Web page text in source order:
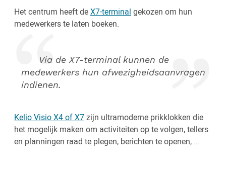
Het centrum heeft deX7-terminal gekozen om hun
medewerkers te laten boeken.
Via de X7-terminal kunnen de
medewerkers hun afwezigheidsaanvragen
indienen.
Kelio Visio X4 of X7zijn ultramoderne prikklokken die
het mogelijk maken om activiteiten op te volgen, tellers
en planningen raad te plegen, berichten te openen, ...